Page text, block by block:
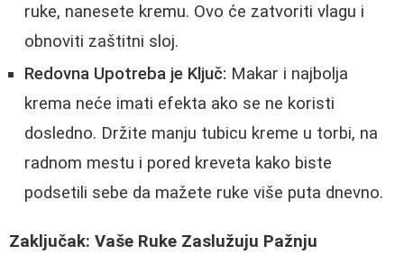
ruke, nanesete kremu. Ovo će zatvoriti vlagu i
obnoviti zaštitni sloj.
Redovna Upotreba je Ključ: Makar i najbolja
krema neće imati efekta ako se ne koristi
dosledno. Držite manju tubicu kreme u torbi, na
radnom mestu i pored kreveta kako biste
podsetili sebe da mažete ruke više puta dnevno.
Zaključak: Vaše Ruke Zaslužuju Pažnju